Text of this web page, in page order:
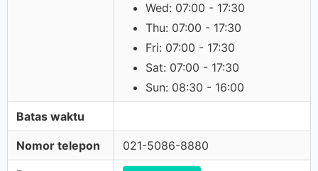
Wed: 07:00 - 17:30
Thu: 07:00 - 17:30
Fri: 07:00 - 17:30
Sat: 07:00 - 17:30
Sun: 08:30 - 16:00
Batas waktu
Nomor telepon 021-5086-8880